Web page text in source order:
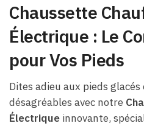
Chaussette
Électrique : Le
pour Vos Pieds
Dites adieu aux pieds
désagréables avec notre
Électrique innovante,